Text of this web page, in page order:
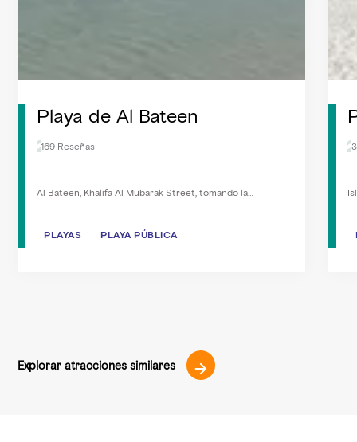
Playa de Al Bateen
169 Reseñas
Al Bateen, Khalifa Al Mubarak Street, tomando la
PLAYAS PLAYA PÚBLICA
PLAYAS PLAYA PÚBLICA
Explorar atracciones similares